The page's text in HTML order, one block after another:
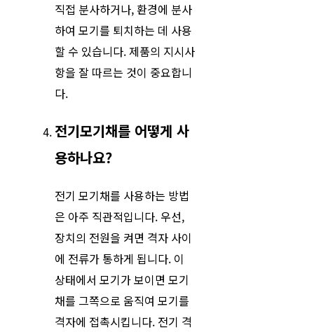
직접 분사하거나, 환경에 분사
하여 모기를 퇴치하는 데 사용
할 수 있습니다. 제품의 지시사
항을 잘 따르는 것이 중요합니
다.
전기모기채를 어떻게 사
용하나요?
전기 모기채를 사용하는 방법
은 아주 직관적입니다. 우선,
장치의 전원을 켜면 격자 사이
에 전류가 통하게 됩니다. 이
상태에서 모기가 보이면 모기
채를 그쪽으로 움직여 모기를
격자에 접촉시킵니다. 전기 격